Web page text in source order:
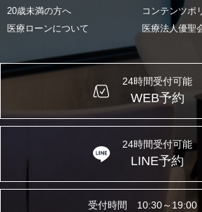
20歳未満の方へ
医療ローンについて
コンテンツポ
医療法人優聖
24時間受付可能
WEB予約
24時間受付可能
LINE予約
受付時間 10:30～19:00